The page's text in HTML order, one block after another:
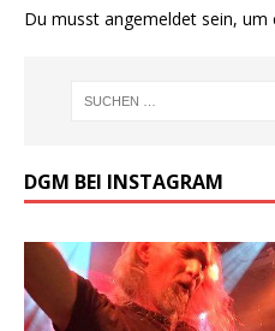
Du musst angemeldet sein, um
DGM BEI INSTAGRAM